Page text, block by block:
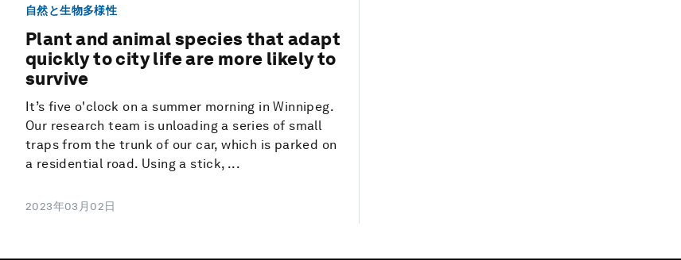
自然と生物多様性
Plant and animal species that adapt
quickly to city life are more likely to
survive
It’s five o'clock on a summer morning in Winnipeg.
Our research team is unloading a series of small
traps from the trunk of our car, which is parked on
a residential road. Using a stick, ...
2023年03月02日